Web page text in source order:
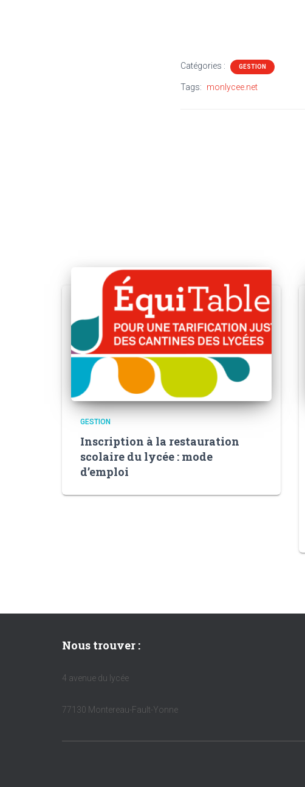
Catégories : GESTION
Tags: monlycee.net
GESTION
Inscription à la restauration
scolaire du lycée : mode
d’emploi
Nous trouver :
4 avenue du lycée
77130 Montereau-Fault-Yonne